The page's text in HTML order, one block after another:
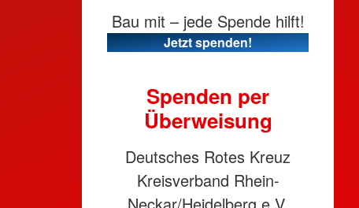
Bau mit – jede Spende hilft!
Jetzt spenden!
Spenden per
Überweisung
Deutsches Rotes Kreuz
Kreisverband Rhein-